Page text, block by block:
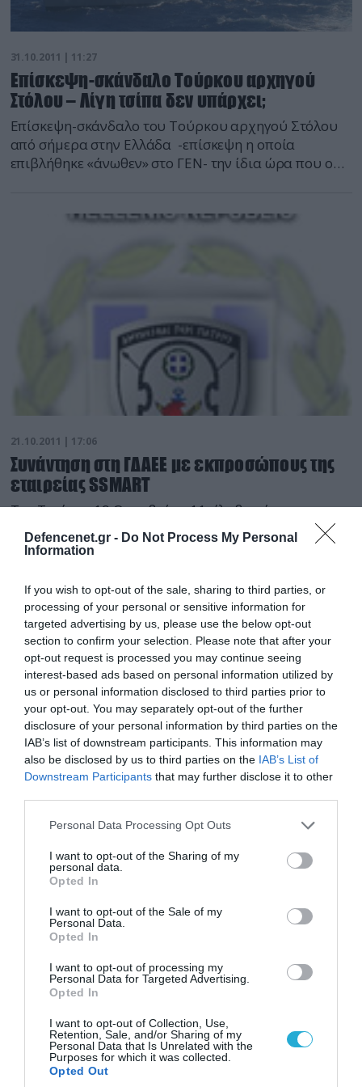
Defencenet.gr - Do Not Process My Personal
Information
If you wish to opt-out of the sale, sharing to third parties, or
processing of your personal or sensitive information for
targeted advertising by us, please use the below opt-out
section to confirm your selection. Please note that after your
opt-out request is processed you may continue seeing
interest-based ads based on personal information utilized by
us or personal information disclosed to third parties prior to
your opt-out. You may separately opt-out of the further
disclosure of your personal information by third parties on the
IAB’s list of downstream participants. This information may
also be disclosed by us to third parties on the IAB’s List of
Downstream Participants that may further disclose it to other
Please note that this website/app uses one or more Google
not limited to your visit or usage behaviour. You may click to
grant or deny consent to Google and its third-party tags to
use your data for below specified purposes in below Google
consent section.
Personal Data Processing Opt Outs
I want to opt-out of the Sharing of my
personal data.
Opted In
I want to opt-out of the Sale of my
Personal Data.
Opted In
I want to opt-out of processing my
Personal Data for Targeted Advertising.
Opted In
I want to opt-out of Collection, Use,
Retention, Sale, and/or Sharing of my
Personal Data that Is Unrelated with the
Purposes for which it was collected.
Opted Out
31.10.2011 | 11:27
Επίσκεψη-σκάνδαλο Τούρκου αρχηγού
Στόλου – Λίγη τσίπα δεν υπάρχει;
Επίσκεψη-σκάνδαλο του Τούρκου αρχηγού Στόλου
από σήμερα στην Ελλάδα -επίσκεψη η οποία
επιβλήθηκε «άνωθεν» στο ΓΕΝ- την ίδια ώρα που ο
φαίνεται και από τον σχετικό πίνακα του ΓΕΕΘΑ ότι
21.10.2011 | 17:06
Συνάντηση στη ΓΔΑΕΕ με εκπροσώπους της
εταιρείας SSMART
Την Tετάρτη 19 Oκτωβρίου 11, έλαβε χώρα
συνάντηση στη ΓΔΑΕΕ , μεταξύ του Αναπληρωτή
Γενικού Διευθυντή αυτής, Ταξχου (ΜΗ) Ιωάννη
Διευθυντή της εταιρείας «SSMART» Χαράλαμπο
Μπεκατώρο συνοδευόμενο από την κα Αντωνία
Ιωαννίδου, κατόπιν αιτήματος της εταιρείας. Kατά τη
συνάντηση συζητήθηκαν θέματα που αφορούν την
εξέλιξη πιστώσεων των προγραμμάτων των
Συμβάσεων ΑΩ 33/99, 04/00, 09/03 και 20/03, που
απορρέουν από την Προμήθεια Οπλικών
Συστημάτων επ’ωφελεία του ΠΝ. Τμήμα ειδήσεων
defencenet.gr
20.10.2011 | 11:33
Συνάντηση στο ΓΕΝ με εκπροσώπους των
εταιρειών L-3 MAPPS COMMUNICATION και
TelmAco
Κινητικότητα παρατηρείται το τελευταίο χρονικό
διάστημα στο θέμα του προγράμματος
τουλάχιστον σε ότι αφορά την παρουσίαση των
προτάσεων στο ΓΕΝ των εταιρειών που
την Παρασκευή θα επισκεφτούν το ΓΕΝ για στο
πλαίσιο εξέτασης/διερεύνησης προγράμματος
εκσυγχρονισμού των τεσσάρων φρεγατών ΜΕΚΟ 200
ΗΝ οι εκπρόσωποι της εταιρείας TelmAco (Δ.